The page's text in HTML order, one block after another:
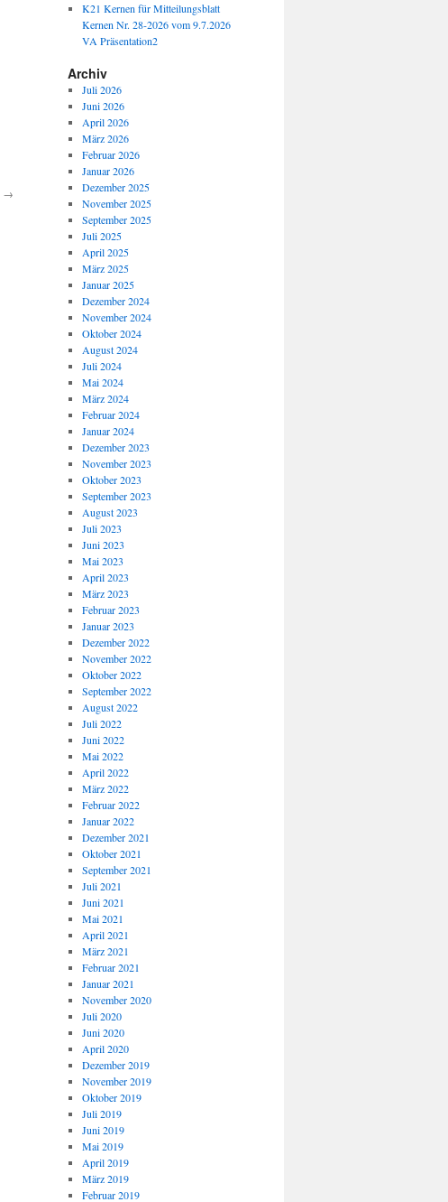
→
K21 Kernen für Mitteilungsblatt
Kernen Nr. 28-2026 vom 9.7.2026
VA Präsentation2
Archiv
Juli 2026
Juni 2026
April 2026
März 2026
Februar 2026
Januar 2026
Dezember 2025
November 2025
September 2025
Juli 2025
April 2025
März 2025
Januar 2025
Dezember 2024
November 2024
Oktober 2024
August 2024
Juli 2024
Mai 2024
März 2024
Februar 2024
Januar 2024
Dezember 2023
November 2023
Oktober 2023
September 2023
August 2023
Juli 2023
Juni 2023
Mai 2023
April 2023
März 2023
Februar 2023
Januar 2023
Dezember 2022
November 2022
Oktober 2022
September 2022
August 2022
Juli 2022
Juni 2022
Mai 2022
April 2022
März 2022
Februar 2022
Januar 2022
Dezember 2021
Oktober 2021
September 2021
Juli 2021
Juni 2021
Mai 2021
April 2021
März 2021
Februar 2021
Januar 2021
November 2020
Juli 2020
Juni 2020
April 2020
Dezember 2019
November 2019
Oktober 2019
Juli 2019
Juni 2019
Mai 2019
April 2019
März 2019
Februar 2019